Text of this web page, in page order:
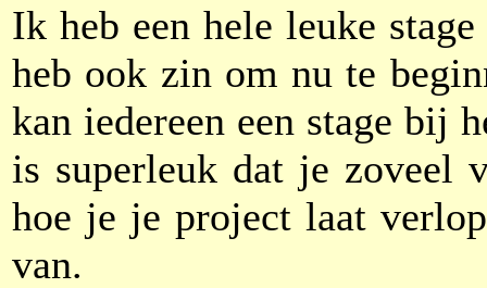
Ik heb een hele leuke
heb ook zin om nu te
kan iedereen een stage bij
is superleuk dat je zoveel
hoe je je project laat
van.